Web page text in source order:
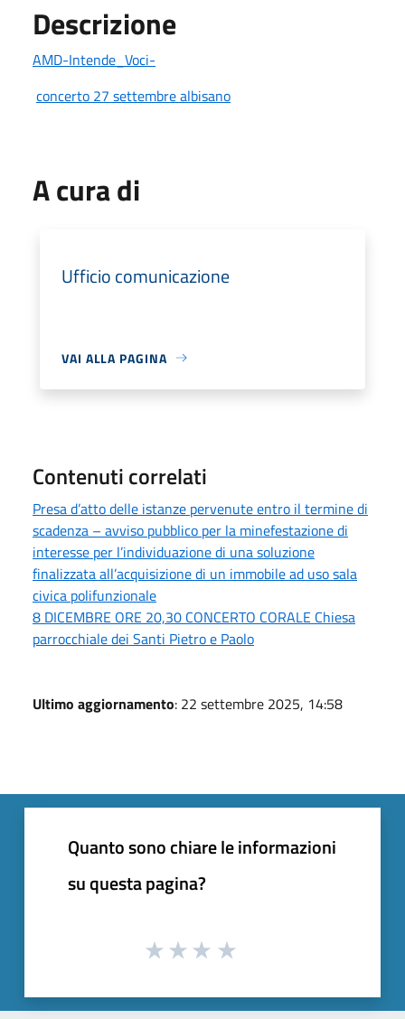
Descrizione
AMD-Intende_Voci-
concerto 27 settembre albisano
A cura di
Ufficio comunicazione
VAI ALLA PAGINA
Contenuti correlati
Presa d’atto delle istanze pervenute entro il termine di
scadenza – avviso pubblico per la minefestazione di
interesse per l’individuazione di una soluzione
finalizzata all’acquisizione di un immobile ad uso sala
civica polifunzionale
8 DICEMBRE ORE 20,30 CONCERTO CORALE Chiesa
parrocchiale dei Santi Pietro e Paolo
Ultimo aggiornamento: 22 settembre 2025, 14:58
Quanto sono chiare le informazioni
su questa pagina?